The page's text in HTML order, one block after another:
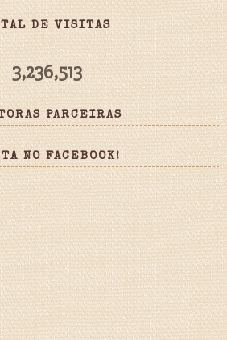
DE VISITAS
3,236,513
PARCEIRAS
NO FACEBOOK!